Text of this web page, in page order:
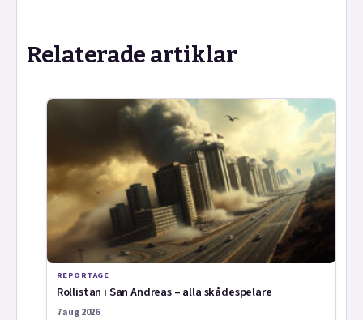
Relaterade artiklar
REPORTAGE
Rollistan i San Andreas – alla skådespelare
7 aug 2026